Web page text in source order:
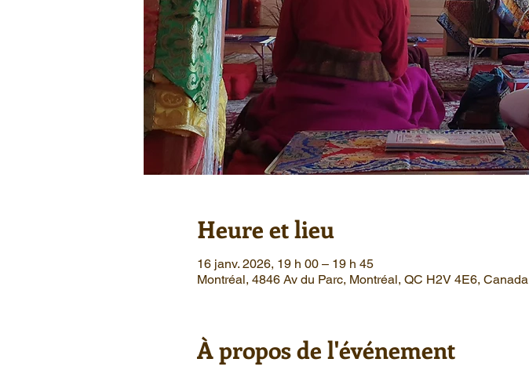
Heure et lieu
16 janv. 2026, 19 h 00 – 19 h 45
Montréal, 4846 Av du Parc, Montréal, QC H2V 4E6, Canada
À propos de l'événement